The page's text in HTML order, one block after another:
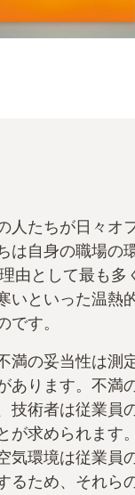
人たちが日々オ
は自身の職場の
由として最も多
いといった温熱
です。
満の妥当性は測
あります。不満
技術者は従業員
が求められます
気環境は従業員
るため、それら